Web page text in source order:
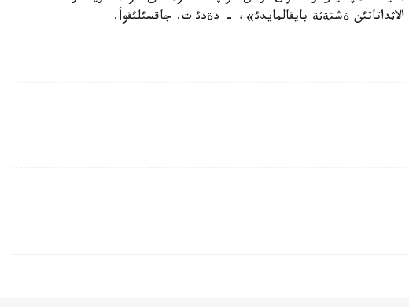
ةشتةثة بايقالمايدئ»، - دةدئ ت. جاقسئلئقوأ.